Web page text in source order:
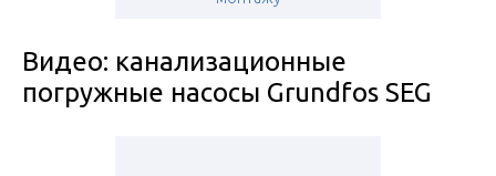
Видео: канализационные
погружные насосы Grundfos SEG